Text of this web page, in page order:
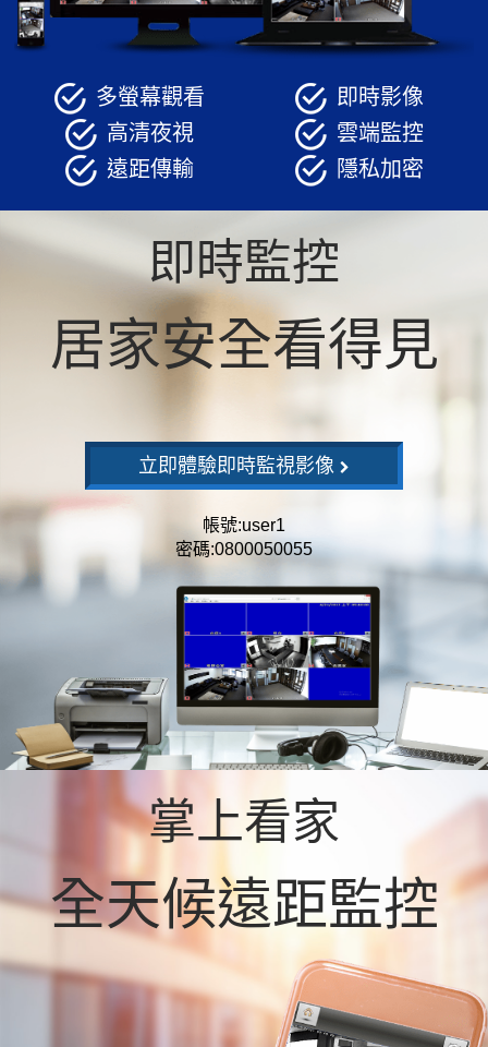
多螢幕觀看
即時影像
高清夜視
雲端監控
遠距傳輸
隱私加密
即時監控
居家安全看得見
立即體驗即時監視影像
帳號:user1
密碼:0800050055
掌上看家
全天候遠距監控
客戶保全紀錄
聯絡我們